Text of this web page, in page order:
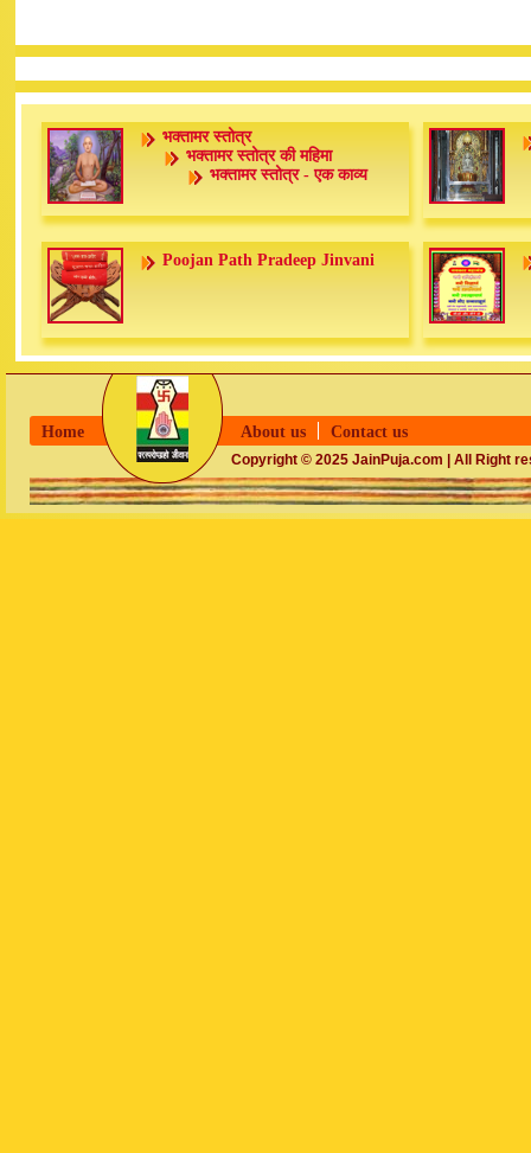
भक्तामर स्तोत्र
भक्तामर स्तोत्र की महिमा
भक्तामर स्तोत्र - एक काव्य
Poojan Path Pradeep Jinvani
Home About us Contact us
Copyright © 2025 JainPuja.com | All Right